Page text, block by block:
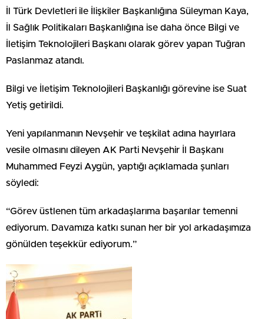
İl Türk Devletleri ile İlişkiler Başkanlığına Süleyman Kaya,
İl Sağlık Politikaları Başkanlığına ise daha önce Bilgi ve
İletişim Teknolojileri Başkanı olarak görev yapan Tuğran
Paslanmaz atandı.
Bilgi ve İletişim Teknolojileri Başkanlığı görevine ise Suat
Yetiş getirildi.
Yeni yapılanmanın Nevşehir ve teşkilat adına hayırlara
vesile olmasını dileyen AK Parti Nevşehir İl Başkanı
Muhammed Feyzi Aygün, yaptığı açıklamada şunları
söyledi:
“Görev üstlenen tüm arkadaşlarıma başarılar temenni
ediyorum. Davamıza katkı sunan her bir yol arkadaşımıza
gönülden teşekkür ediyorum.”